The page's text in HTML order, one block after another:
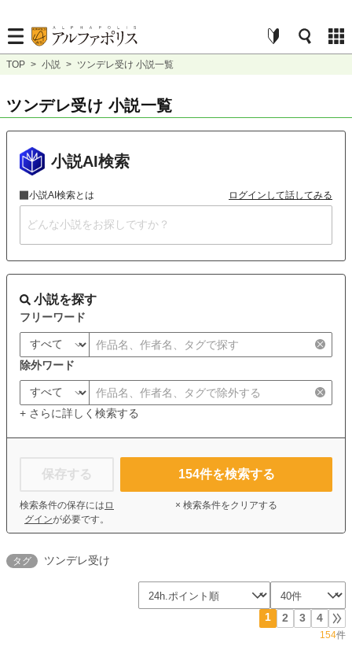
TOP > 小説 > ツンデレ受け 小説一覧
ツンデレ受け 小説一覧
小説AI検索
小説AI検索とは ログインして話してみる
小説を探す
フリーワード
除外ワード
+ さらに詳しく検索する
保存する
検索条件の保存には ロ
グインが必要です。
154件を検索する
× 検索条件をクリアする
タグ ツンデレ受け
1 2 3 4
154件